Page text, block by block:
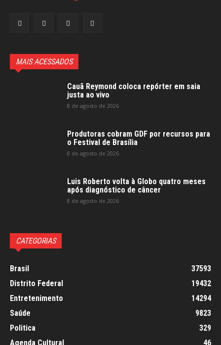
MAIS ACESSADOS
Cauã Reymond coloca repórter em saia
justa ao vivo
8 de agosto de 2026
Produtoras cobram GDF por recursos para
o Festival de Brasília
8 de agosto de 2026
Luis Roberto volta à Globo quatro meses
após diagnóstico de câncer
8 de agosto de 2026
CATEGORIAS
Brasil
37593
Distrito Federal
19432
Entretenimento
14294
Saúde
9823
Politica
329
Agenda Cultural
46